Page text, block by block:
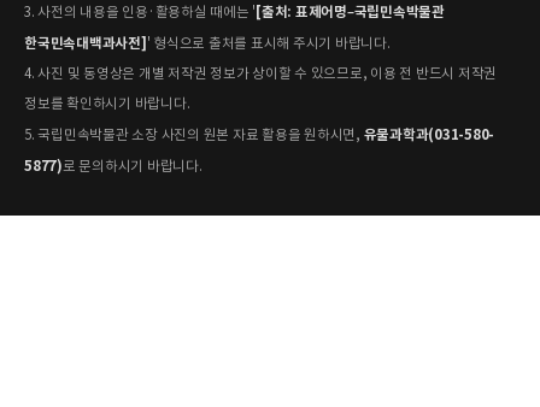
3. 사전의 내용을 인용·활용하실 때에는 '[출처: 표제어명–국립민속박물관
한국민속대백과사전]' 형식으로 출처를 표시해 주시기 바랍니다.
4. 사진 및 동영상은 개별 저작권 정보가 상이할 수 있으므로, 이용 전 반드시 저작권
정보를 확인하시기 바랍니다.
5. 국립민속박물관 소장 사진의 원본 자료 활용을 원하시면, 유물과학과(031-580-
5877) 로 문의하시기 바랍니다.